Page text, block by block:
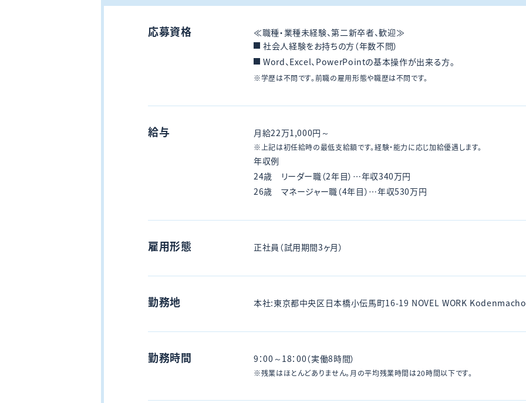
応募資格
≪職種・業種未経験、第二新卒者、歓迎≫
社会人経験をお持ちの方（年数不問）
Word、Excel、PowerPointの基本操作が出来る方。
※学歴は不問です。前職の雇用形態や職歴は不問です。
給与 月給22万1,000円～
※上記は初任給時の最低支給額です。経験・能力に応じ加給優遇します。
年収例
24歳 リーダー職（2年目）…年収340万円
26歳 マネージャー職（4年目）…年収530万円
雇用形態 正社員（試用期間3ヶ月）
勤務地 本社:東京都中央区日本橋小伝馬町16-19 NOVEL WORK
勤務時間 9：00～18：00（実働8時間）
※残業はほとんどありません。月の平均残業時間は20時間以下です。